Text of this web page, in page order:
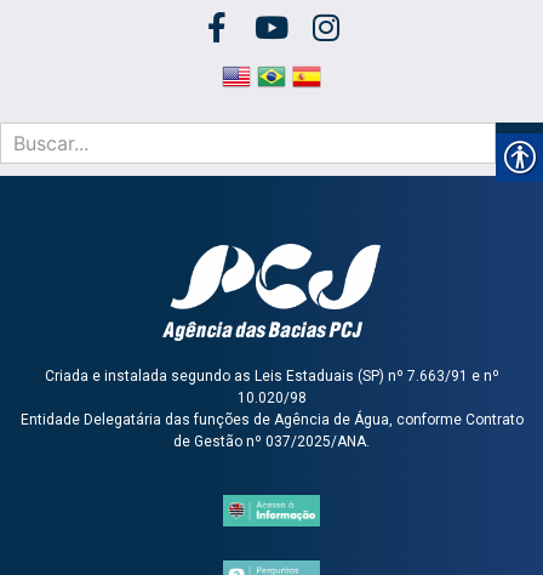
Criada e instalada segundo as Leis Estaduais (SP) nº 7.663/91 e nº
10.020/98
Entidade Delegatária das funções de Agência de Água, conforme Contrato
de Gestão nº 037/2025/ANA.